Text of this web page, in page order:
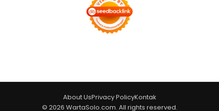
About UsPrivacy PolicyKontak
© 2026 WartaSolo.com. All rights reserved.